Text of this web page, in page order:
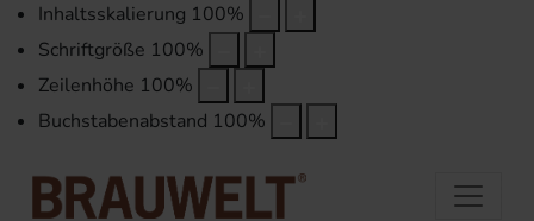
Inhaltsskalierung 100%
Schriftgröße 100%
Zeilenhöhe 100%
Buchstabenabstand 100%